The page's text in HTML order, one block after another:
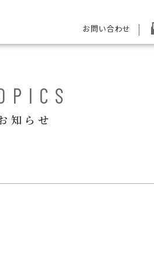
お問い合わせ
知らせ